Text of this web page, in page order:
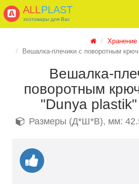
ALLPLAST
хозтовары для Вас
Хранение
Вешалка-плечики с поворотным
Вешалка-
поворотным
"Dunya plastik"
Размеры (Д*Ш*В), мм: